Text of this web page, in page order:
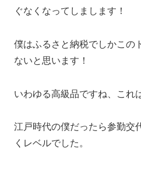
ぐなくなってしまします！
僕はふるさと納税でしかこの
ないと思います！
いわゆる高級品ですね、これ
江戸時代の僕だったら参勤交
くレベルでした。